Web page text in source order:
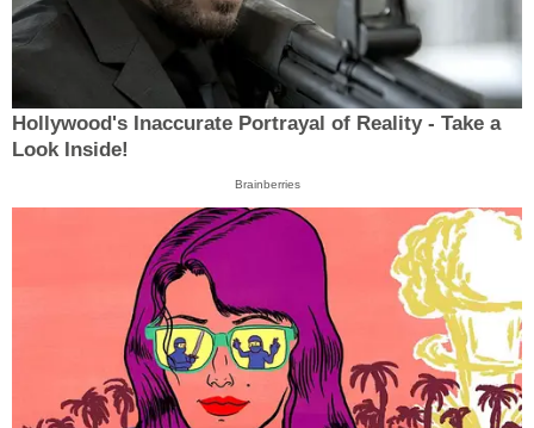
Hollywood's Inaccurate Portrayal of Reality - Take a
Look Inside!
Brainberries